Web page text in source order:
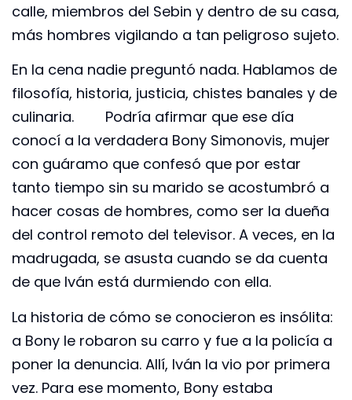
calle, miembros del Sebin y dentro de su casa,
más hombres vigilando a tan peligroso sujeto.
En la cena nadie preguntó nada. Hablamos de
filosofía, historia, justicia, chistes banales y de
culinaria. Podría afirmar que ese día
conocí a la verdadera Bony Simonovis, mujer
con guáramo que confesó que por estar
tanto tiempo sin su marido se acostumbró a
hacer cosas de hombres, como ser la dueña
del control remoto del televisor. A veces, en la
madrugada, se asusta cuando se da cuenta
de que Iván está durmiendo con ella.
La historia de cómo se conocieron es insólita:
a Bony le robaron su carro y fue a la policía a
poner la denuncia. Allí, Iván la vio por primera
vez. Para ese momento, Bony estaba